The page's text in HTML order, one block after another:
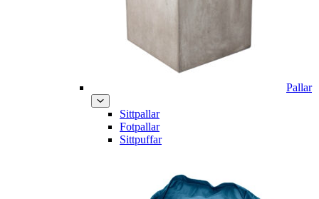
Pallar
Sittpallar
Fotpallar
Sittpuffar